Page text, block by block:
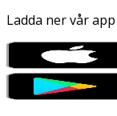
Ladda ner vår app